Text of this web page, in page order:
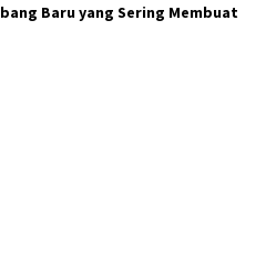
Baru yang Sering Membuat